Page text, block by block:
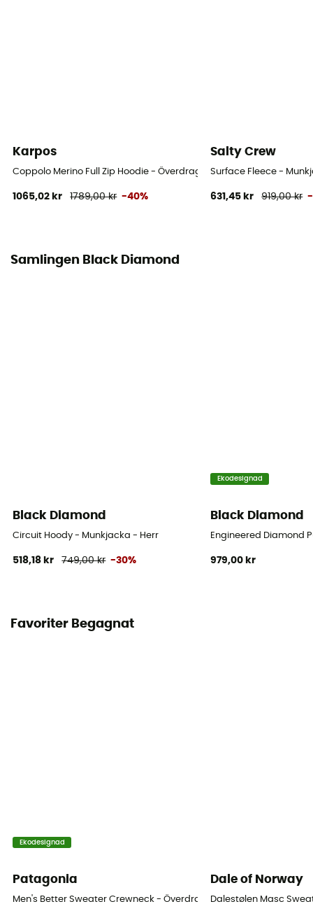
Karpos
Coppolo Merino Full Zip Hoodie - Överdragströjor merinoull - Herr
1065,02 kr 1789,00 kr -40%
Salty Crew
Surface Fleece -
631,45 kr 919,00 kr -
Samlingen Black Diamond
Black Diamond
Circuit Hoody - Munkjacka - Herr
518,18 kr 749,00 kr -30%
Ekodesignad
Black Diamond
Engineered Diamond
979,00 kr
Favoriter Begagnat
Ekodesignad
Patagonia
Men's Better Sweater Crewneck - Överdragströjor - Herr
Dale of Norway
Dalestølen Masc